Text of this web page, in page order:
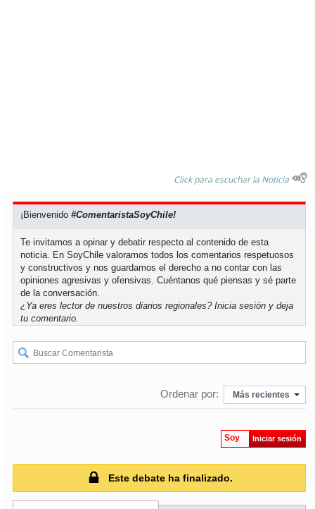
Click para escuchar la Noticia
¡Bienvenido#ComentaristaSoyChile!
Te invitamos a opinar y debatir respecto al contenido de esta
noticia. En SoyChile valoramos todos los comentarios respetuosos
y constructivos y nos guardamos el derecho a no contar con las
opiniones agresivas y ofensivas. Cuéntanos qué piensas y sé parte
de la conversación.
¿Ya eres lector de nuestros diarios regionales?Inicia sesión y deja
tu comentario.
Ordenar por: Más recientes
Soy Iniciar sesión
Este debate ha finalizado.